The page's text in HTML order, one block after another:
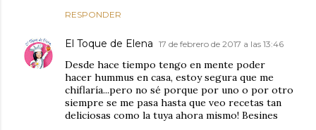
RESPONDER
El Toque de Elena 17 de febrero de 2017 a las 13:46
Desde hace tiempo tengo en mente poder
hacer hummus en casa, estoy segura que me
chiflaría...pero no sé porque por uno o por otro
siempre se me pasa hasta que veo recetas tan
deliciosas como la tuya ahora mismo! Besines